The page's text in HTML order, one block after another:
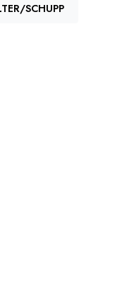
SCHUPP